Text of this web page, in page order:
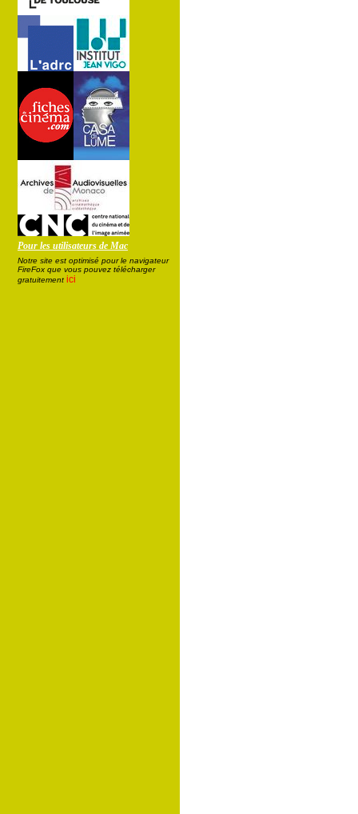
Pour les utilisateurs de Mac
Notre site est optimisé pour le navigateur
FireFox que vous pouvez télécharger
gratuitement ici